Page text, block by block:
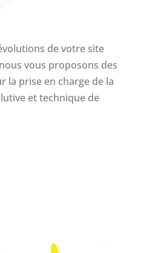
de votre site
vous proposons des
la prise en charge de la
et technique de